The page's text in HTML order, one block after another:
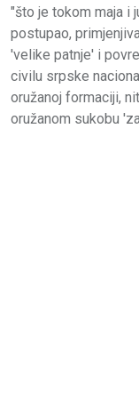
"što je tokom maja i
postupao,
'velike patnje' i
civilu srpske
oružanoj formaciji,
oružanom sukobu